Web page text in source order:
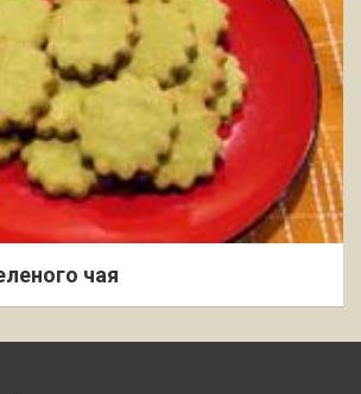
чая